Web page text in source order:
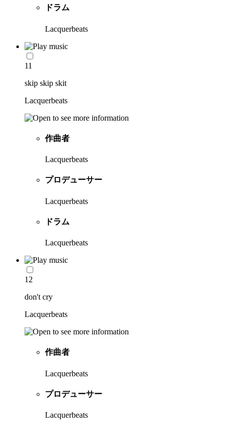
ドラム
Lacquerbeats
11
skip skip skit
Lacquerbeats
作曲者
Lacquerbeats
プロデューサー
Lacquerbeats
ドラム
Lacquerbeats
12
don't cry
Lacquerbeats
作曲者
Lacquerbeats
プロデューサー
Lacquerbeats